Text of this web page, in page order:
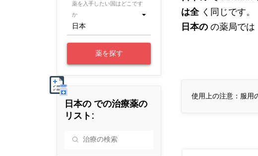
薬を入手したい国はどこです
か
日本
薬を探す
日本の での治療薬の
リスト:
は全 く同じです。
日本の の薬局では
使用上の注意：服用